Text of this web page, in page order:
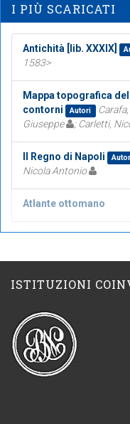
I PIÙ SCARICATI
Antichità [lib. XXXIX]
1583>
Mappa topografica
contorni
Autori
Giuseppe
; Carletti,
Il Regno di Napoli
Nicola Antonio
Atlante ottomano
ISTITUZIONI